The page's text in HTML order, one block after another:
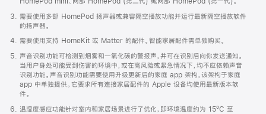
需要使用多部 HomePod 扬声器或兼容隔空播放功能并运行最新隔空播放软件
的扬声器。
需要使用支持 HomeKit 或 Matter 的配件。智能家居配件需单独购买。
声音识别功能可检测到烟雾和一氧化碳的警报声，并可在识别后向你发送通知。
当用户身处可能受到伤害的环境中，或在高风险或紧急情况下，均不应依赖声音
识别功能。声音识别功能需要使用升级更新后的家庭 app 架构，该架构于家庭
app 中单独提供。它要求所有连接家居配件的 Apple 设备均使用最新版本软
件。
温湿度感应功能针对室内和家居场景进行了优化，即环境温度约为 15ºC 至